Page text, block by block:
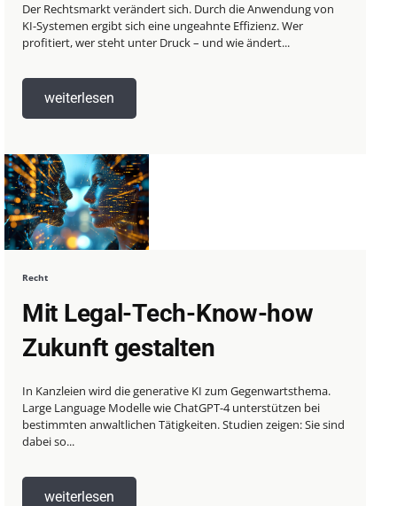
Der Rechtsmarkt verändert sich. Durch die Anwendung von
KI-Systemen ergibt sich eine ungeahnte Effizienz. Wer
profitiert, wer steht unter Druck – und wie ändert...
weiterlesen
Recht
Mit Legal-Tech-Know-how
Zukunft gestalten
In Kanzleien wird die generative KI zum Gegenwartsthema.
Large Language Modelle wie ChatGPT-4 unterstützen bei
bestimmten anwaltlichen Tätigkeiten. Studien zeigen: Sie sind
dabei so...
weiterlesen